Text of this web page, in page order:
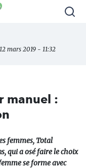
mars 2019 - 11:32
manuel :
femmes, Total
qui a osé faire le choix
se forme avec